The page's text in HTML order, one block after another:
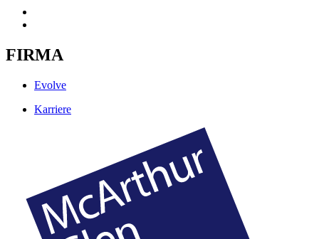
FIRMA
Evolve
Karriere